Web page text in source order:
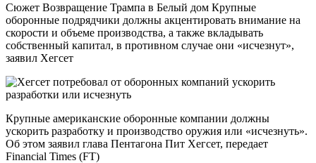
Сюжет Возвращение Трампа в Белый дом Крупные
оборонные подрядчики должны акцентировать внимание на
скорости и объеме производства, а также вкладывать
собственный капитал, в противном случае они «исчезнут»,
заявил Хегсет
Крупные американские оборонные компании должны
ускорить разработку и производство оружия или «исчезнуть».
Об этом заявил глава Пентагона Пит Хегсет, передает
Financial Times (FT)